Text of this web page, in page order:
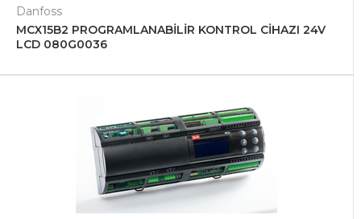
Danfoss
MCX15B2 PROGRAMLANABİLİR KONTROL CİHAZI 24V
LCD 080G0036